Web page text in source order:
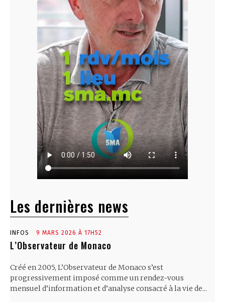
Les dernières news
INFOS 9 MARS 2026 À 17H52
L’Observateur de Monaco
Créé en 2005, L’Observateur de Monaco s’est
progressivement imposé comme un rendez-vous
mensuel d’information et d’analyse consacré à la vie de...